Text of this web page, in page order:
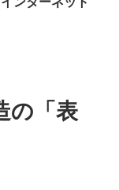
の「表